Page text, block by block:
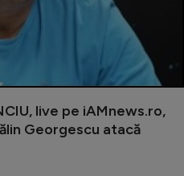
live pe iAMnews.ro,
Georgescu atacă